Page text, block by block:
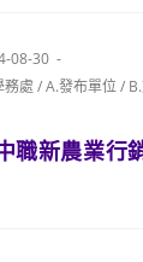
08-30
務處 /A.發布單位/
職新農業行